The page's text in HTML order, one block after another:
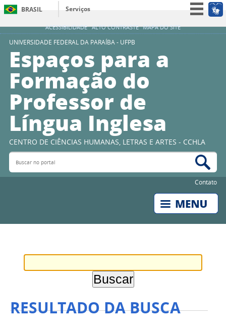
ACESSIBILIDADE ALTO CONTRASTE MAPA DO SITE
BRASIL
Serviços
Simplifique!
Acesso à informação
UNIVERSIDADE FEDERAL DA PARAÍBA - UFPB
Espaços para a
Formação do
Professor de
Língua Inglesa
CENTRO DE CIÊNCIAS HUMANAS, LETRAS E ARTES - CCHLA
Buscar no portal
Contato
RESULTADO DA BUSCA